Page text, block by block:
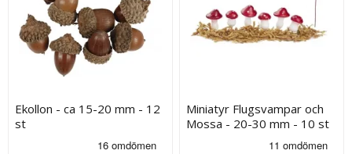
Ekollon - ca 15-20 mm - 12
st
Miniatyr Flugsvampar och
Mossa - 20-30 mm - 10 st